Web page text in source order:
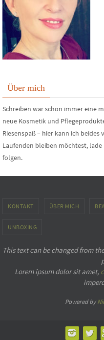
Über mich
Schreiben war schon immer eine
neue Kosmetik und
Riesenspaß – hier kann ich
Laufenden bleiben möchtest,
folgen.
KONTAKT ÜBER MICH
UNBOXING
This text can be changed from
Lorem ipsumdolor sit amet,
Powered by